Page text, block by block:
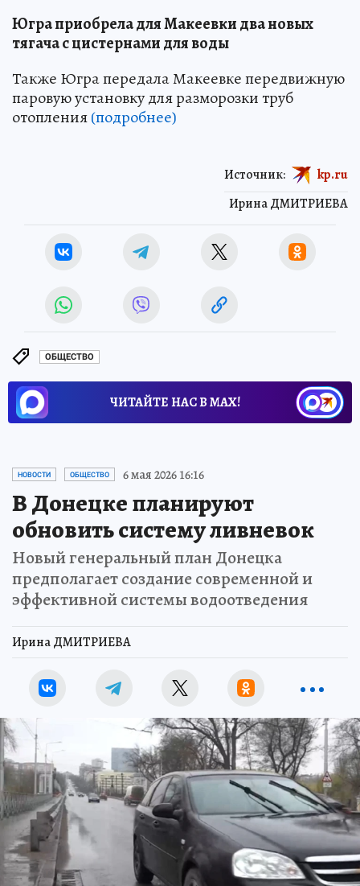
Югра приобрела для Макеевки два новых
тягача с цистернами для воды
Также Югра передала Макеевке передвижную
паровую установку для разморозки труб
отопления(подробнее)
Ирина ДМИТРИЕВА
Источник: kp.ru
ОБЩЕСТВО
ЧИТАЙТЕ НАС В МАХ!
НОВОСТИ ОБЩЕСТВО 6 мая 2026 16:16
В Донецке планируют
обновить систему ливневок
Новый генеральный план Донецка
предполагает создание современной и
эффективной системы водоотведения
Ирина ДМИТРИЕВА